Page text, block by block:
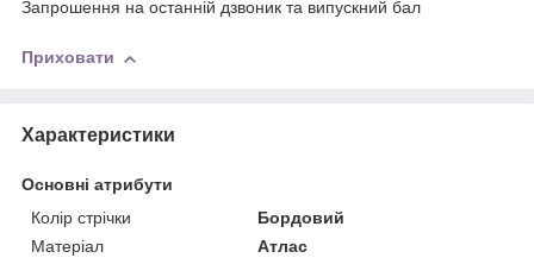
Запрошення на останній дзвоник та випускний бал
Приховати
Характеристики
Основні атрибути
Колір стрічки
Бордовий
Матеріал
Атлас